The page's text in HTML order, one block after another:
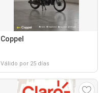
Coppel
Válido por 25 días